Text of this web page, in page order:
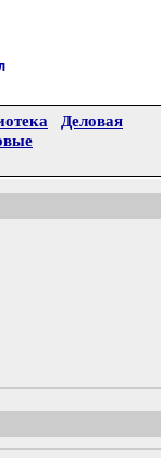
Деловая